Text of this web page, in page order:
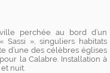
perchée au bord d’un
Sassi », singuliers habitats
d’une des célèbres églises
la Calabre. Installation à
nuit.